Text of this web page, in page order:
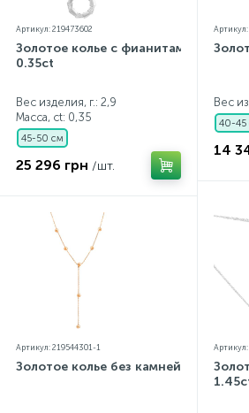
Артикул: 219473602
Золотое колье с фианитами
0.35ct
Вес изделия, г.: 2,9
Масса, ct: 0,35
45-50 см
25 296 грн /шт.
Артикул:
Вес
40-45
14
Артикул: 219544301-1
Золотое колье без камней
Артикул:
Контакты
Оплата и доставка
Серебряные колье
Серебряные аксессуары